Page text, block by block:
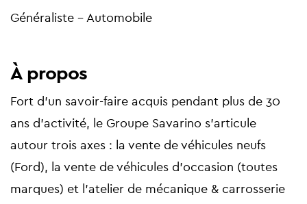
Généraliste - Automobile
À propos
Fort d’un savoir-faire acquis pendant plus de 30
ans d’activité, le Groupe Savarino s’articule
autour trois axes : la vente de véhicules neufs
(Ford), la vente de véhicules d'occasion (toutes
marques) et l’atelier de mécanique & carrosserie